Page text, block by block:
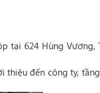
tại 624 Hùng Vương,
thiệu đến công ty,